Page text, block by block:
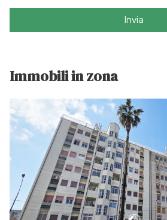
Invia
Immobili in zona